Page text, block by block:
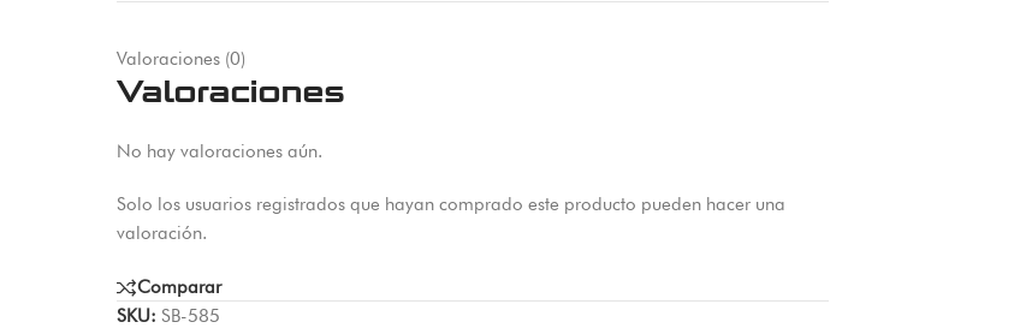
Valoraciones (0)
Valoraciones
No hay valoraciones aún.
Solo los usuarios registrados que hayan comprado este producto pueden hacer una
valoración.
Comparar
SKU: SB-585